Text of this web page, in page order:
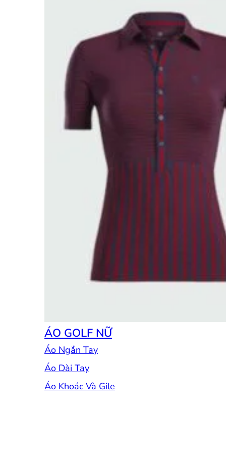
ÁO GOLF NỮ
Áo Ngắn Tay
Áo Dài Tay
Áo Khoác Và Gile